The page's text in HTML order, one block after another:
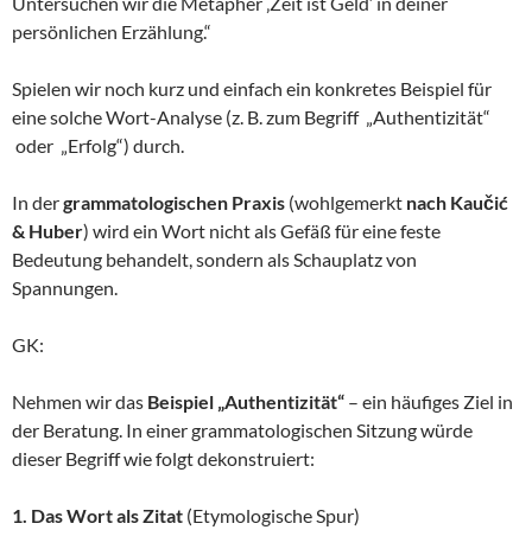
persönlichen Erzählung.“
Spielen wir noch kurz und einfach ein konkretes Beispiel für
eine solche Wort-Analyse (z. B. zum Begriff „Authentizität“
oder „Erfolg“) durch.
In dergrammatologischen Praxis (wohlgemerkt nach Kaučić
& Huber) wird ein Wort nicht als Gefäß für eine feste
Bedeutung behandelt, sondern als Schauplatz von
Spannungen.
GK:
Nehmen wir das Beispiel „Authentizität“ – ein häufiges Ziel in
der Beratung. In einer grammatologischen Sitzung würde
dieser Begriff wie folgt dekonstruiert:
1. Das Wort als Zitat (Etymologische Spur)